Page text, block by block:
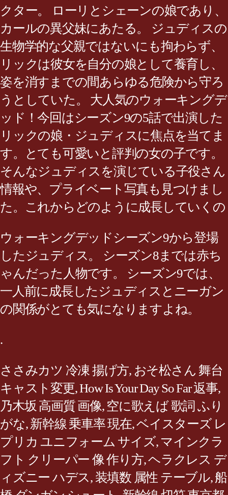
クター。 ローリとシェーンの娘であり、
カールの異父妹にあたる。 ジュディスの
生物学的な父親ではないにも拘わらず、
リックは彼女を自分の娘として養育し、
姿を消すまでの間あらゆる危険から守ろ
うとしていた。 大人気のウォーキングデ
ッド！今回はシーズン9の5話で出演した
リックの娘・ジュディスに焦点を当てま
す。とても可愛いと評判の女の子です。
そんなジュディスを演じている子役さん
情報や、プライベート写真も見つけまし
た。これからどのように成長していくの
ウォーキングデッドシーズン9から登場
したジュディス。 シーズン8までは赤ち
ゃんだった人物です。 シーズン9では、
一人前に成長したジュディスとニーガン
の関係がとても気になりますよね。
.
ささみカツ 冷凍 揚げ方, おそ松さん 舞台
キャスト変更,How Is Your Day So Far 返事,
乃木坂 高画質 画像, 空に歌えば 歌詞 ふり
がな,新幹線 乗車率 現在,ベイスターズ レ
プリカ ユニフォーム サイズ, マインクラ
フト クリーパー 像 作り方,ヘラクレス デ
ィズニー ハデス, 装填数 属性 テーブル,船